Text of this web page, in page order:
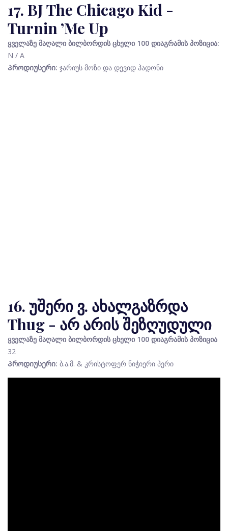
17. BJ The Chicago Kid -
Turnin ’Me Up
ყველაზე მაღალი ბილბორდის ცხელი 100 დიაგრამის პოზიცია:
N / A
Პროდიუსერი: ჯარიუს მოზი და დევიდ ჰადონი
16. უშერი ვ. ახალგაზრდა
Thug - არ არის შეზღუდული
ყველაზე მაღალი ბილბორდის ცხელი 100 დიაგრამის პოზიცია
32
Პროდიუსერი: ბ.ა.მ. & კრისტოფერ ნიჭიერი პერი